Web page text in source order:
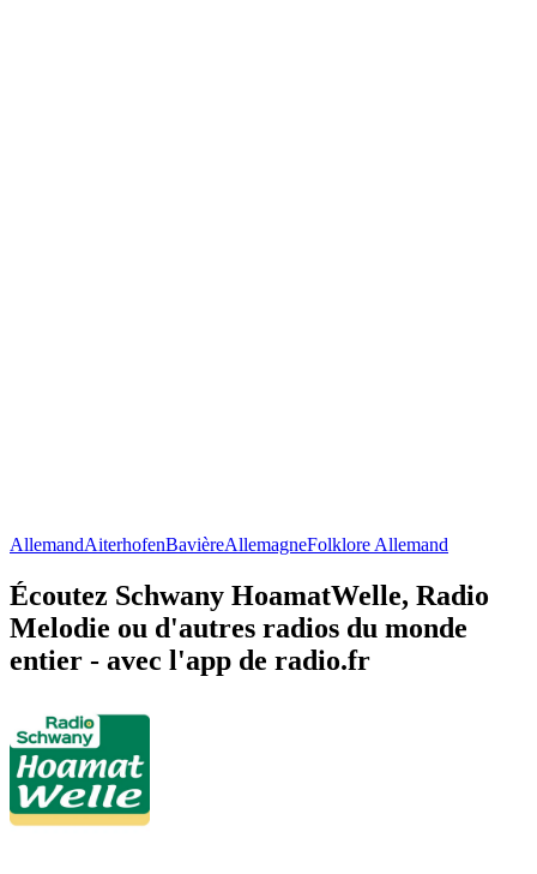
AllemandAiterhofenBavièreAllemagneFolklore Allemand
Écoutez Schwany HoamatWelle, Radio
Melodie ou d'autres radios du monde
entier - avec l'app de radio.fr